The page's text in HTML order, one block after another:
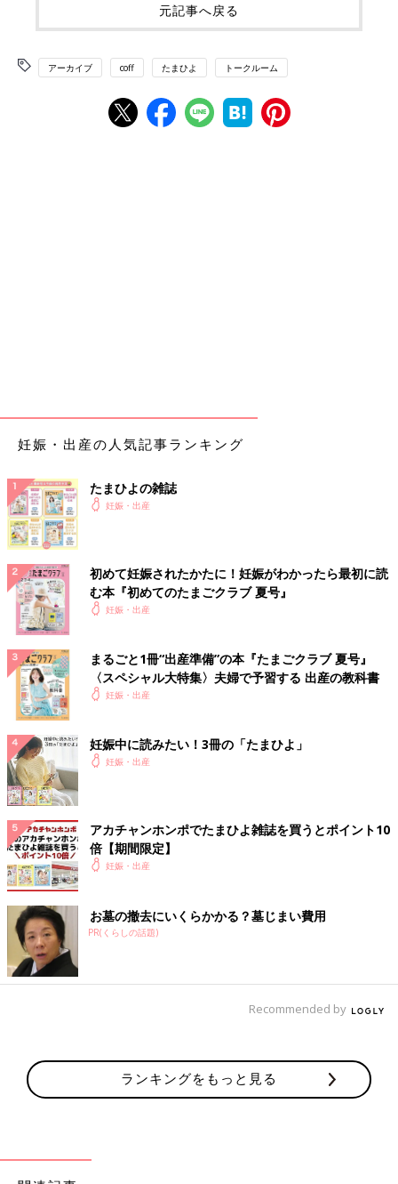
元記事へ戻る
アーカイブ coff たまひよ トークルーム
妊娠・出産の人気記事ランキング
たまひよの雑誌
妊娠・出産
初めて妊娠されたかたに！妊娠がわかったら最初に読
む本『初めてのたまごクラブ 夏号』
妊娠・出産
まるごと1冊“出産準備”の本『たまごクラブ 夏号』
〈スペシャル大特集〉夫婦で予習する 出産の教科書
妊娠・出産
妊娠中に読みたい！3冊の「たまひよ」
妊娠・出産
アカチャンホンポでたまひよ雑誌を買うとポイント10
倍【期間限定】
妊娠・出産
お墓の撤去にいくらかかる？墓じまい費用
PR(くらしの話題)
Recommended by
ランキングをもっと見る